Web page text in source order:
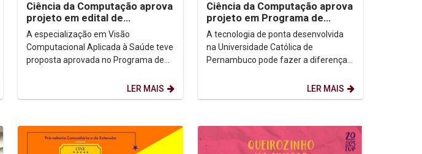
Ciência da Computação aprova
projeto em edital de
Residência Tecnológica da
Facepe
A especialização em Visão
Computacional Aplicada à Saúde teve
proposta aprovada no Programa de
LER MAIS
Ciência da Computação aprova
projeto em Programa de
Extensão Tecnológica da
Facepe
A tecnologia de ponta desenvolvida
na Universidade Católica de
Pernambuco pode fazer a diferença
LER MAIS